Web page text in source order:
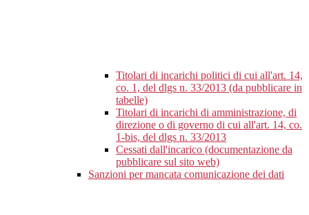
Titolari di incarichi politici di cui all'art. 14,
co. 1, del dlgs n. 33/2013 (da pubblicare in
tabelle)
Titolari di incarichi di amministrazione, di
direzione o di governo di cui all'art. 14, co.
1-bis, del dlgs n. 33/2013
Cessati dall'incarico (documentazione da
pubblicare sul sito web)
Sanzioni per mancata comunicazione dei dati